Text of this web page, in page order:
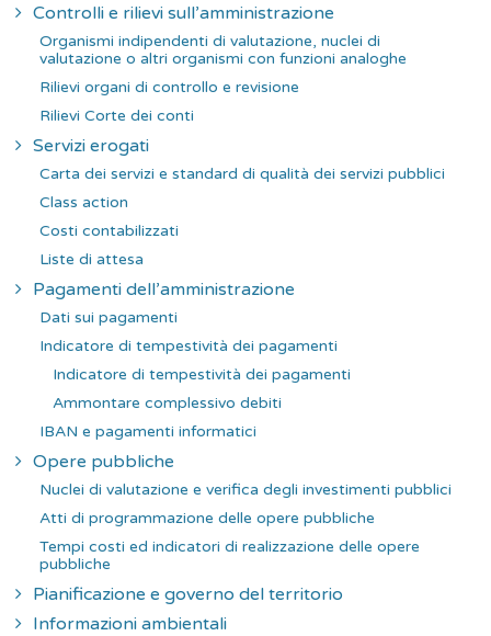
Controlli e rilievi sull’amministrazione
Organismi indipendenti di valutazione, nuclei di
valutazione o altri organismi con funzioni analoghe
Rilievi organi di controllo e revisione
Rilievi Corte dei conti
Servizi erogati
Carta dei servizi e standard di qualità dei servizi pubblici
Class action
Costi contabilizzati
Liste di attesa
Pagamenti dell’amministrazione
Dati sui pagamenti
Indicatore di tempestività dei pagamenti
Indicatore di tempestività dei pagamenti
Ammontare complessivo debiti
IBAN e pagamenti informatici
Opere pubbliche
Nuclei di valutazione e verifica degli investimenti pubblici
Atti di programmazione delle opere pubbliche
Tempi costi ed indicatori di realizzazione delle opere
pubbliche
Pianificazione e governo del territorio
Informazioni ambientali